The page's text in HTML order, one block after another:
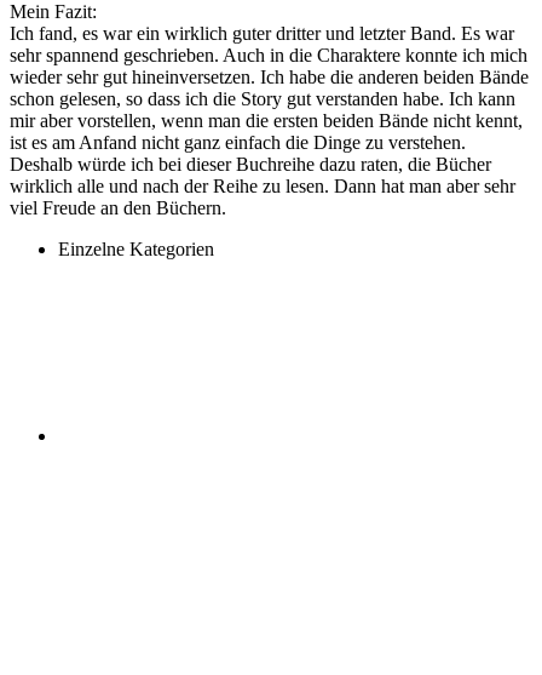
Mein Fazit:
Ich fand, es war ein wirklich guter dritter und letzter Band. Es war
sehr spannend geschrieben. Auch in die Charaktere konnte ich mich
wieder sehr gut hineinversetzen. Ich habe die anderen beiden Bände
schon gelesen, so dass ich die Story gut verstanden habe. Ich kann
mir aber vorstellen, wenn man die ersten beiden Bände nicht kennt,
ist es am Anfand nicht ganz einfach die Dinge zu verstehen.
Deshalb würde ich bei dieser Buchreihe dazu raten, die Bücher
wirklich alle und nach der Reihe zu lesen. Dann hat man aber sehr
viel Freude an den Büchern.
Einzelne Kategorien